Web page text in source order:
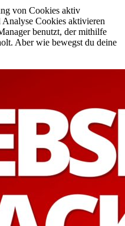
von Cookies aktiv
Cookies aktivieren
benutzt, der mithilfe
Aber wie bewegst du deine